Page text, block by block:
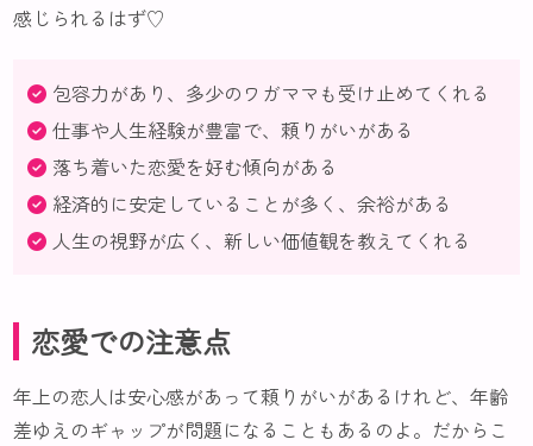
感じられるはず♡
包容力があり、多少のワガママも受け止めてくれる
仕事や人生経験が豊富で、頼りがいがある
落ち着いた恋愛を好む傾向がある
経済的に安定していることが多く、余裕がある
人生の視野が広く、新しい価値観を教えてくれる
恋愛での注意点
年上の恋人は安心感があって頼りがいがあるけれど、年齢
差ゆえのギャップが問題になることもあるのよ。だからこ